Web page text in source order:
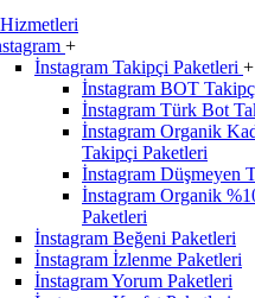
+
İnstagram Takipçi Paketleri +
İnstagram BOT
İnstagram Türk Bot
İnstagram Organik
Takipçi Paketleri
İnstagram Düşmeyen
İnstagram Organik
Paketleri
İnstagram Beğeni Paketleri
İnstagram İzlenme Paketleri
İnstagram Yorum Paketleri